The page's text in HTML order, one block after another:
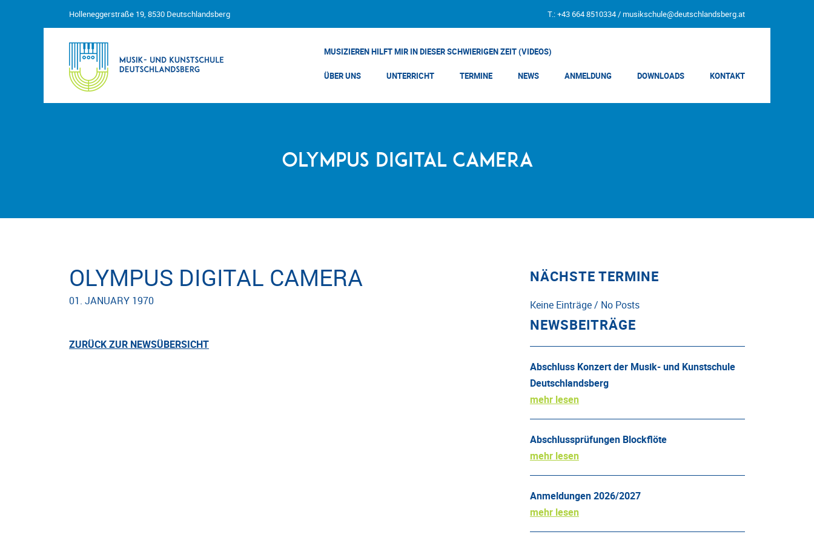
Holleneggerstraße 19, 8530 Deutschlandsberg T.: +43 664 8510334 / musikschule@deutschlandsberg.at
MUSIZIEREN HILFT MIR IN DIESER SCHWIERIGEN ZEIT (VIDEOS)
ÜBER UNS UNTERRICHT TERMINE NEWS ANMELDUNG DOWNLOADS KONTAKT
OLYMPUS DIGITAL CAMERA
OLYMPUS DIGITAL CAMERA
01. JANUARY 1970
ZURÜCK ZUR NEWSÜBERSICHT
NÄCHSTE TERMINE
Keine Einträge / No Posts
NEWSBEITRÄGE
Abschluss Konzert der Musik- und Kunstschule
Deutschlandsberg
mehr lesen
Abschlussprüfungen Blockflöte
mehr lesen
Anmeldungen 2026/2027
mehr lesen